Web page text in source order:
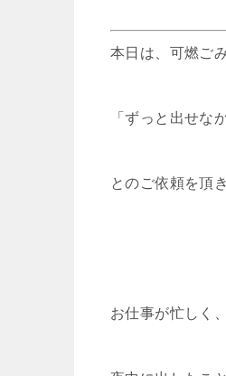
本日は、可燃ご
「ずっと出せな
とのご依頼を頂
お仕事が忙しく